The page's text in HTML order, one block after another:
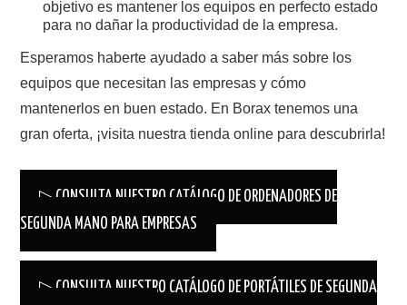
objetivo es mantener los equipos en perfecto estado
para no dañar la productividad de la empresa.
Esperamos haberte ayudado a saber más sobre los
equipos que necesitan las empresas y cómo
mantenerlos en buen estado. En Borax tenemos una
gran oferta, ¡visita nuestra tienda online para descubrirla!
▷ CONSULTA NUESTRO CATÁLOGO DE ORDENADORES DE
SEGUNDA MANO PARA EMPRESAS
▷ CONSULTA NUESTRO CATÁLOGO DE PORTÁTILES DE SEGUNDA